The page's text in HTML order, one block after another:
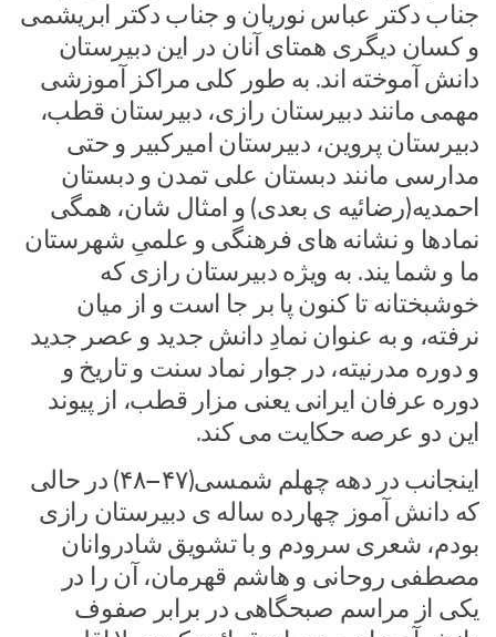
جناب دکتر عباس نوریان و جناب دکتر ابریشمی
و کسان دیگری همتای آنان در این دبیرستان
دانش آموخته اند. به طور کلی مراکز آموزشی
مهمی مانند دبیرستان رازی، دبیرستان قطب،
دبیرستان پروین، دبیرستان امیرکبیر و حتی
مدارسی مانند دبستان علی تمدن و دبستان
احمدیه(رضائیه ی بعدی) و امثال شان، همگی
نمادها و نشانه های فرهنگی و علمیِ شهرستان
ما و شما یند. به ویژه دبیرستان رازی که
خوشبختانه تا کنون پا بر جا است و از میان
نرفته، و به عنوان نمادِ دانش جدید و عصر جدید
و دوره مدرنیته، در جوار نماد سنت و تاریخ و
دوره عرفان ایرانی یعنی مزار قطب، از پیوند
این دو عرصه حکایت می کند.
اینجانب در دهه چهلم شمسی(۴۷–۴۸) در حالی
که دانش آموز چهارده ساله ی دبیرستان رازی
بودم، شعری سرودم و با تشویق شادروانان
مصطفی روحانی و هاشم قهرمان، آن را در
یکی از مراسم صبحگاهی در برابر صفوف